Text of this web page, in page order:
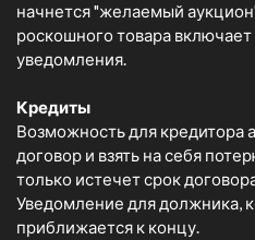
начнется "желаемый
роскошного товара
уведомления.
Кредиты
Возможность для кредитора
договор и взять на себя
только истечет срок
Уведомление для должника,
приближается к концу.